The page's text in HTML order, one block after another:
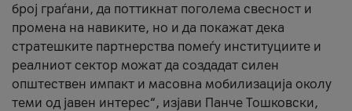
број граѓани, да поттикнат поголема свесност и
промена на навиките, но и да покажат дека
стратешките партнерства помеѓу институциите и
реалниот сектор можат да создадат силен
општествен импакт и масовна мобилизација околу
теми од јавен интерес“, изјави Панче Тошковски,